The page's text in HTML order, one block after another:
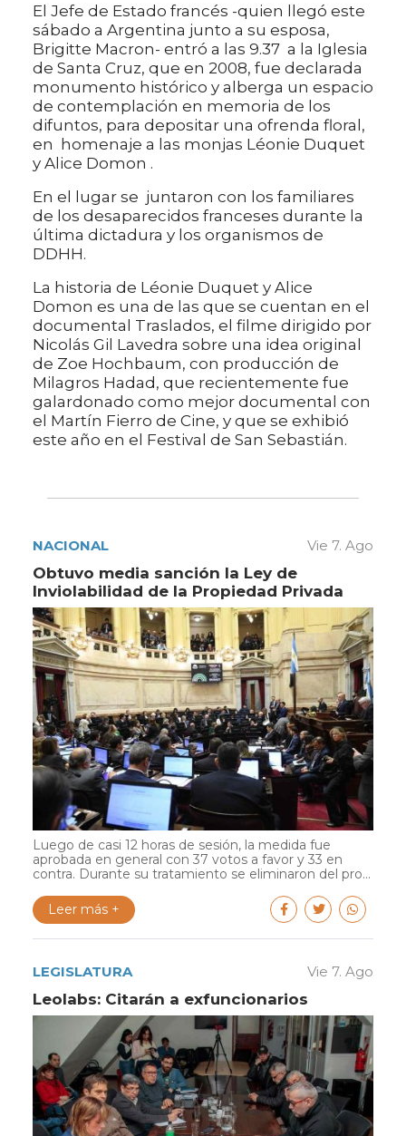
El Jefe de Estado francés -quien llegó este
sábado a Argentina junto a su esposa,
Brigitte Macron- entró a las 9.37 a la Iglesia
de Santa Cruz, que en 2008, fue declarada
monumento histórico y alberga un espacio
de contemplación en memoria de los
difuntos, para depositar una ofrenda floral,
en homenaje a las monjas Léonie Duquet
y Alice Domon .
En el lugar se juntaron con los familiares
de los desaparecidos franceses durante la
última dictadura y los organismos de
DDHH.
La historia de Léonie Duquet y Alice
Domon es una de las que se cuentan en el
documental Traslados, el filme dirigido por
Nicolás Gil Lavedra sobre una idea original
de Zoe Hochbaum, con producción de
Milagros Hadad, que recientemente fue
galardonado como mejor documental con
el Martín Fierro de Cine, y que se exhibió
este año en el Festival de San Sebastián.
NACIONAL Vie 7. Ago
Obtuvo media sanción la Ley de
Inviolabilidad de la Propiedad Privada
Luego de casi 12 horas de sesión, la medida fue
aprobada en general con 37 votos a favor y 33 en
contra. Durante su tratamiento se eliminaron del pro...
Leer más +
LEGISLATURA Vie 7. Ago
Leolabs: Citarán a exfuncionarios